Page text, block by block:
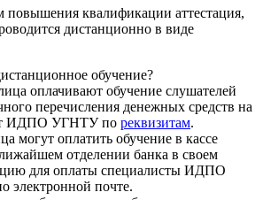
квалификации аттестация,
дистанционно в виде
обучение?
оплачивают обучение слушателей
перечисления денежных средств на
ИДПО УГНТУ по реквизитам.
могут оплатить обучение в кассе
отделении банка в своем
для оплаты специалисты ИДПО
электронной почте.